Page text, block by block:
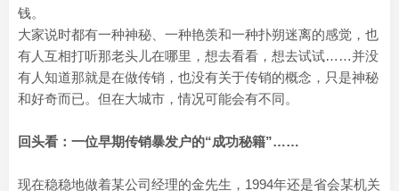
钱。
大家说时都有一种神秘、一种艳羡和一种扑朔迷离的感觉，也
有人互相打听那老头儿在哪里，想去看看，想去试试……并没
有人知道那就是在做传销，也没有关于传销的概念，只是神秘
和好奇而已。但在大城市，情况可能会有不同。
回头看：一位早期传销暴发户的“成功秘籍”……
现在稳稳地做着某公司经理的金先生，1994年还是省会某机关